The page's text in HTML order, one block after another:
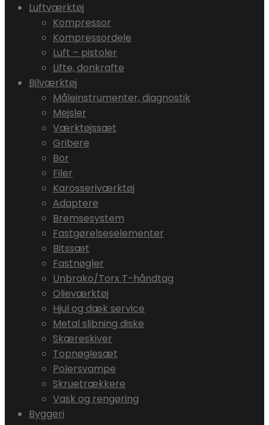
Luftværktøj
Kompressor
Kompressordele
Luft – pistoler
Lifte, donkrafte
Bilværktøj
Måleinstrumenter, diagnostik
Mejsler
Værktøjssæt
Gribere
Bor
Filer
Karosseriværktøj
Adaptere
Bremsesystem
Fastgørelseselementer
Bitssæt
Fastnøgler
Unbrako/Torx T-håndtag
Olieværktøj
Hjul og dæk service
Metal slibning diske
Skæreskiver
Topnøglesæt
Polersvampe
Skruetrækkere
Vask og rengøring
Byggeri